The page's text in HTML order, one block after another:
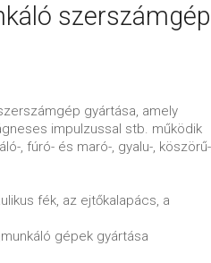
szerszámgép
gyártása, amely
impulzussal stb. működik
, fúró- és maró-, gyalu-,
fék, az ejtőkalapács, a
gépek gyártása